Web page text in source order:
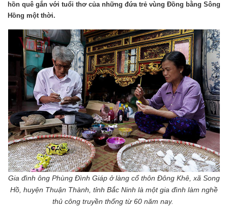
hồn quê gắn với tuổi thơ của những đứa trẻ vùng Đồng bằng Sông
Hồng một thời.
Gia đình ông Phùng Đình Giáp ở làng cổ thôn Đông Khê, xã Song
Hồ, huyện Thuận Thành, tỉnh Bắc Ninh là một gia đình làm nghề
thủ công truyền thống từ 60 năm nay.